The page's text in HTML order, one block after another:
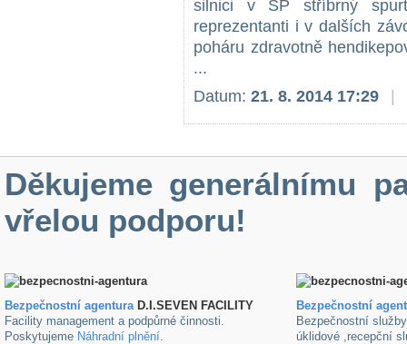
silnici v SP stříbrný
reprezentanti i v dalších
poháru zdravotně
...
Datum: 21. 8. 2014 17:29
Děkujeme generálnímu
vřelou podporu!
Bezpečnostní agenturaD.I.SEVEN FACILITY
Facility management a podpůrné činnosti.
Poskytujeme Náhradní plnění.
Bezpečnostní
Bezpečnostní
úklidové ,recepční